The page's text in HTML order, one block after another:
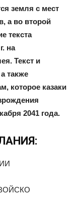
земля с мест
а во второй
текста
на
Текст и
также
которое казаки
2041 года.